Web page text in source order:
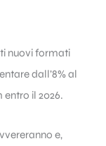
nuovi formati
dall’8% al
entro il 2026.
e,